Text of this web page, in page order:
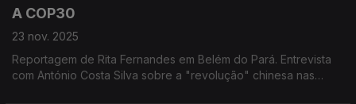
A COP30
23 nov. 2025
Reportagem de Rita Fernandes em Belém do Pará. Entrevista
com António Costa Silva sobre a "revolução" chinesa nas